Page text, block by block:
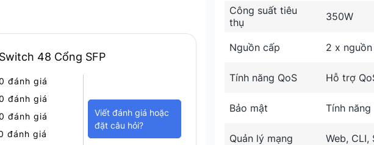
việc truyền tải dữ liệu lớn.
tải nhanh và ổn định.
mẽ, lý tưởng cho các doanh nghiệp
mật và khả năng mở rộng linh hoạt.
48 Cổng SFP
đánh giá
đánh giá
đánh giá
đánh giá
Viết đánh giá hoặc
đặt câu hỏi?
Công suất tiêu
thụ
350W
Nguồn cấp 2 x
Tính năng QoS Hỗ trợ
Bảo mật Tính năng
Quản lý mạng Web, CLI,